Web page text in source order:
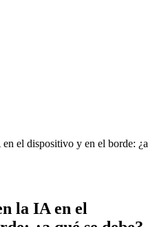
el dispositivo y en el borde: ¿a
la IA en el